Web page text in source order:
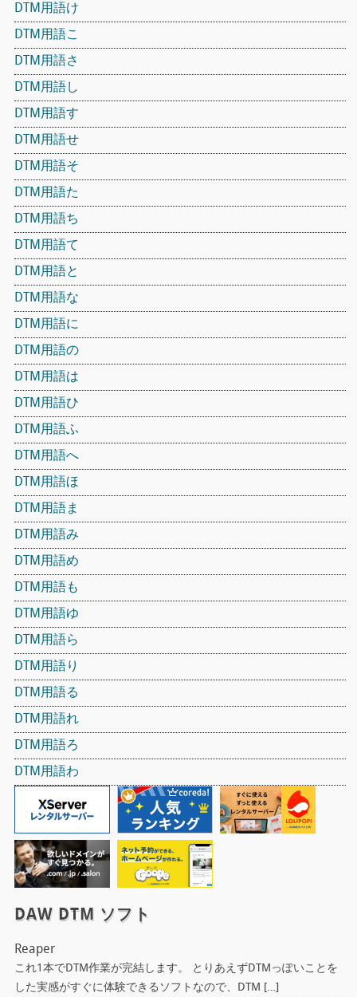
DTM用語け
DTM用語こ
DTM用語さ
DTM用語し
DTM用語す
DTM用語せ
DTM用語そ
DTM用語た
DTM用語ち
DTM用語て
DTM用語と
DTM用語な
DTM用語に
DTM用語の
DTM用語は
DTM用語ひ
DTM用語ふ
DTM用語へ
DTM用語ほ
DTM用語ま
DTM用語み
DTM用語め
DTM用語も
DTM用語ゆ
DTM用語ら
DTM用語り
DTM用語る
DTM用語れ
DTM用語ろ
DTM用語わ
DAW DTM ソフト
Reaper
これ1本でDTM作業が完結します。 とりあえずDTMっぽいことを
した実感がすぐに体験できるソフトなので、DTM […]